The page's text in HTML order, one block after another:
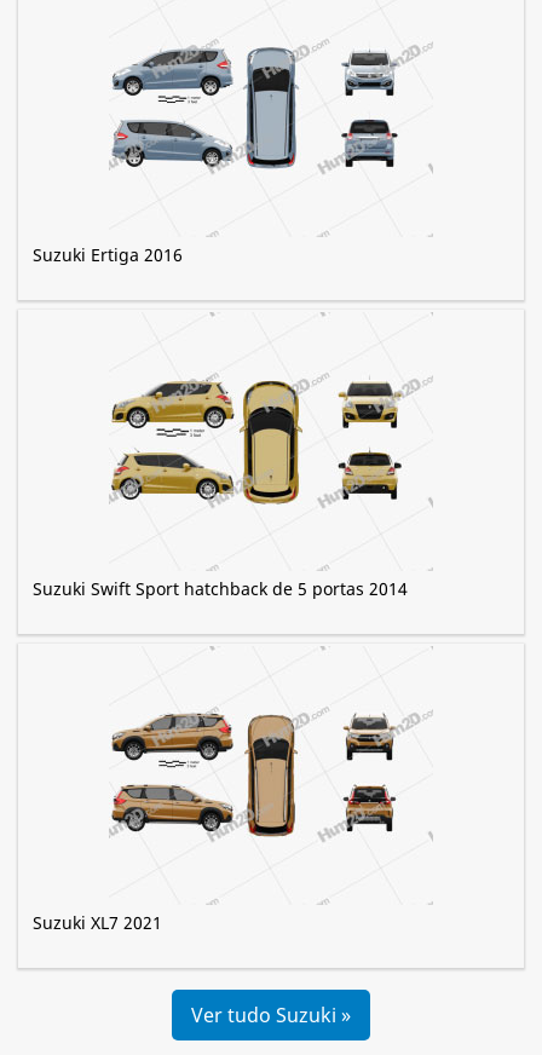
Suzuki Ertiga 2016
Suzuki Swift Sport hatchback de 5 portas 2014
Suzuki XL7 2021
Ver tudo Suzuki »